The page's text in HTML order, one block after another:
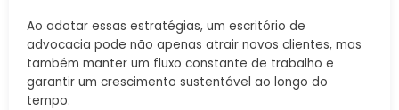
Ao adotar essas estratégias, um escritório de
advocacia pode não apenas atrair novos clientes, mas
também manter um fluxo constante de trabalho e
garantir um crescimento sustentável ao longo do
tempo.